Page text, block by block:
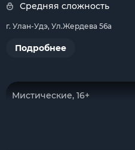
Средняя сложность
г. Улан-Удэ, Ул.Жердева 56а
Подробнее
Мистические, 16+